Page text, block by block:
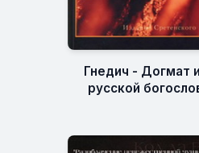
Гнедич - Догмат
русской